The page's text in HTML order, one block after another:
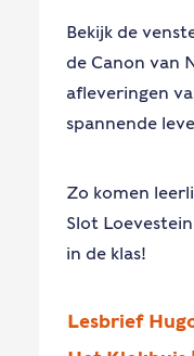
Bekijk de
de Canon van
afleveringen
spannende
Zo komen
Slot
in de klas!
Lesbrief